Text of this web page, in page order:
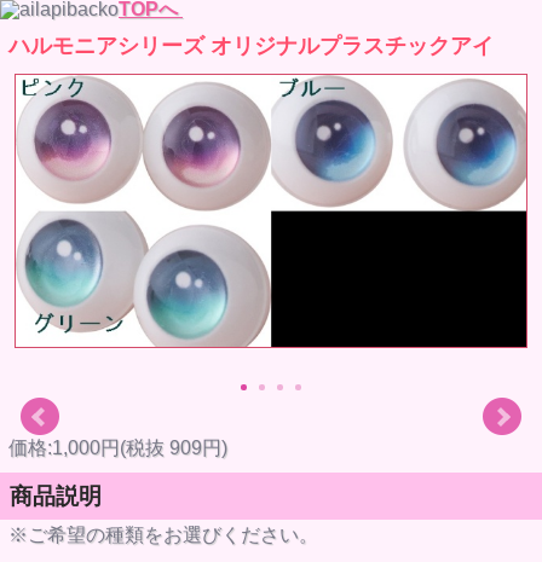
TOPへ
ハルモニアシリーズ オリジナルプラスチックアイ
価格:1,000円(税抜 909円)
商品説明
※ご希望の種類をお選びください。